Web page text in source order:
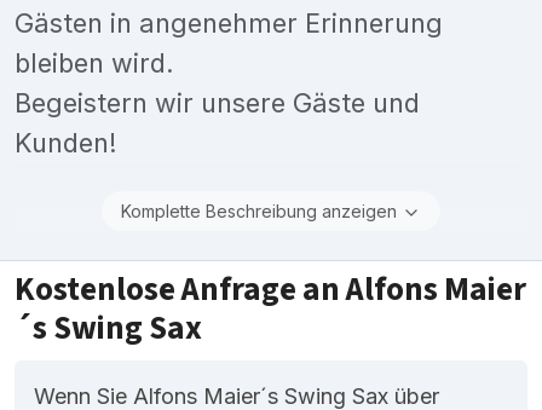
Gästen in angenehmer Erinnerung
bleiben wird.
Begeistern wir unsere Gäste und
Kunden!
Komplette Beschreibung anzeigen
Kostenlose Anfrage an Alfons Maier
´s Swing Sax
Wenn Sie Alfons Maier´s Swing Sax über